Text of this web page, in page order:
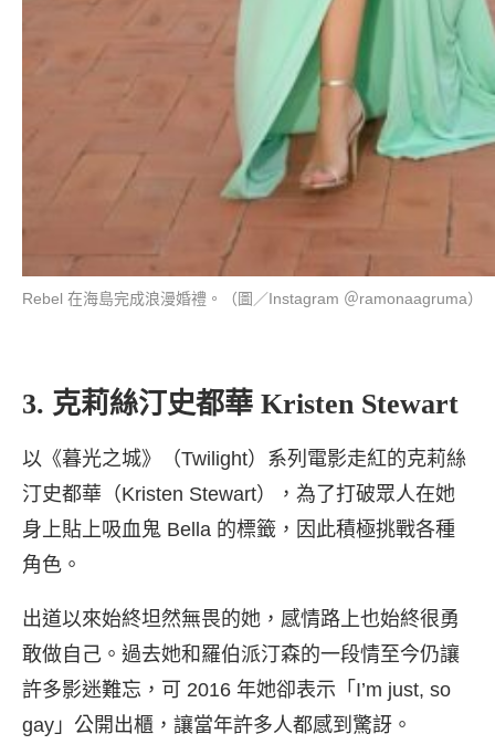
Rebel 在海島完成浪漫婚禮。（圖／Instagram ＠ramonaagruma）
3. 克莉絲汀史都華 Kristen Stewart
以《暮光之城》（Twilight）系列電影走紅的克莉絲
汀史都華（Kristen Stewart），為了打破眾人在她
身上貼上吸血鬼 Bella 的標籤，因此積極挑戰各種
角色。
出道以來始終坦然無畏的她，感情路上也始終很勇
敢做自己。過去她和羅伯派汀森的一段情至今仍讓
許多影迷難忘，可 2016 年她卻表示「I’m just, so
gay」公開出櫃，讓當年許多人都感到驚訝。